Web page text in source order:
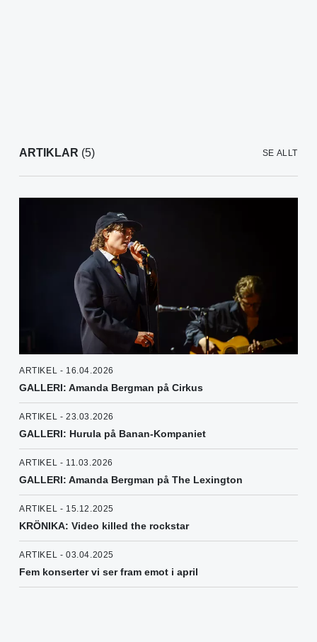
ARTIKLAR (5) SE ALLT
ARTIKEL - 16.04.2026
GALLERI: Amanda Bergman på Cirkus
ARTIKEL - 23.03.2026
GALLERI: Hurula på Banan-Kompaniet
ARTIKEL - 11.03.2026
GALLERI: Amanda Bergman på The Lexington
ARTIKEL - 15.12.2025
KRÖNIKA: Video killed the rockstar
ARTIKEL - 03.04.2025
Fem konserter vi ser fram emot i april